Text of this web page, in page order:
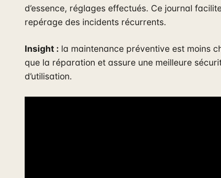
d’essence, réglages effectués. Ce journal
repérage des incidents récurrents.
Insight : la maintenance préventive est moins
que la réparation et assure une meilleure
d’utilisation.